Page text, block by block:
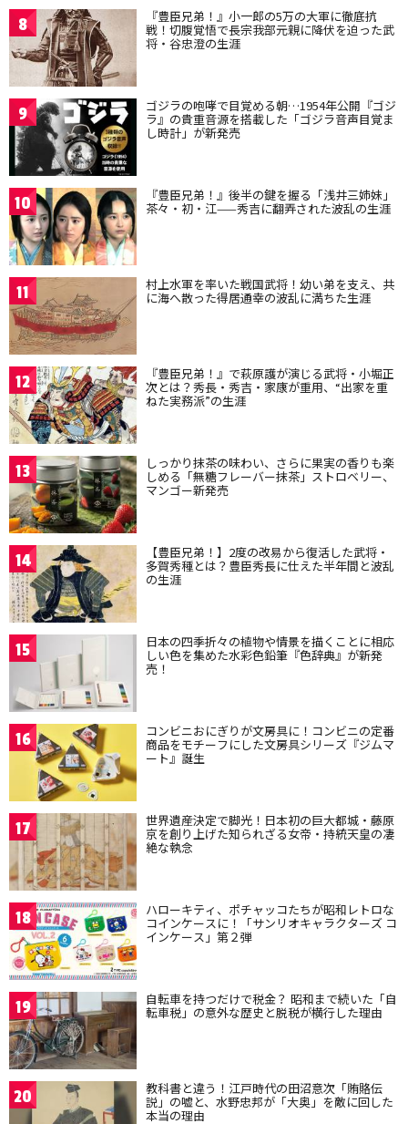
8 『豊臣兄弟！』小一郎の5万の大軍に徹底抗
戦！切腹覚悟で長宗我部元親に降伏を迫った武
将・谷忠澄の生涯
9 ゴジラの咆哮で目覚める朝…1954年公開『ゴジ
ラ』の貴重音源を搭載した「ゴジラ音声目覚ま
し時計」が新発売
10 『豊臣兄弟！』後半の鍵を握る「浅井三姉妹」
茶々・初・江——秀吉に翻弄された波乱の生涯
11 村上水軍を率いた戦国武将！幼い弟を支え、共
に海へ散った得居通幸の波乱に満ちた生涯
12 『豊臣兄弟！』で萩原護が演じる武将・小堀正
次とは？秀長・秀吉・家康が重用、“出家を重
ねた実務派”の生涯
13 しっかり抹茶の味わい、さらに果実の香りも楽
しめる「無糖フレーバー抹茶」ストロベリー、
マンゴー新発売
14 【豊臣兄弟！】2度の改易から復活した武将・
多賀秀種とは？豊臣秀長に仕えた半年間と波乱
の生涯
15 日本の四季折々の植物や情景を描くことに相応
しい色を集めた水彩色鉛筆『色辞典』が新発
売！
16 コンビニおにぎりが文房具に！コンビニの定番
商品をモチーフにした文房具シリーズ『ジムマ
ート』誕生
17 世界遺産決定で脚光！日本初の巨大都城・藤原
京を創り上げた知られざる女帝・持統天皇の凄
絶な執念
18 ハローキティ、ポチャッコたちが昭和レトロな
コインケースに！「サンリオキャラクターズ コ
インケース」第２弾
19 自転車を持つだけで税金？ 昭和まで続いた「自
転車税」の意外な歴史と脱税が横行した理由
20 教科書と違う！江戸時代の田沼意次「賄賂伝
説」の嘘と、水野忠邦が「大奥」を敵に回した
本当の理由